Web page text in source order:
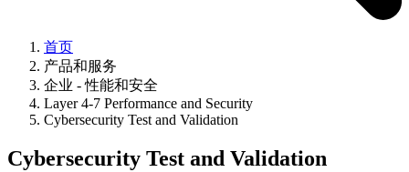
首页
产品和服务
企业 - 性能和安全
Layer 4-7 Performance and Security
Cybersecurity Test and Validation
Cybersecurity Test and Validation